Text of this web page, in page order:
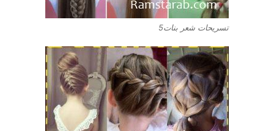
تسريحات شعر بنات5